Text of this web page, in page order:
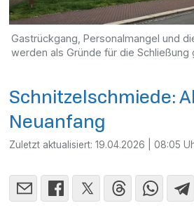
Gastrückgang, Personalmangel und
werden als Gründe für die Schließung
Schnitzelschmiede:
Neuanfang
Zuletzt aktualisiert:19.04.2026 | 08:05